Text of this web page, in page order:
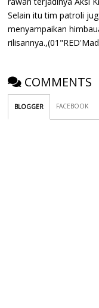
Selain itu tim patroli
menyampaikan
COMMENTS
BLOGGER FACEBOOK